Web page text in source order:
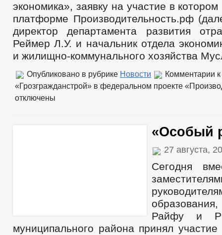
экономика», заявку на участие в
платформе Производительность.рф
директор департамента развития
Реймер Л.У. и начальник отдела
и жилищно-коммунального хозяйства
Опубликовано в рубрике Новости Комментарии
«Грозгражданстрой» в федеральном проекте
отключены
«Особый
27 августа,
Сегодня
образования,
Райфу и
муниципального района принял